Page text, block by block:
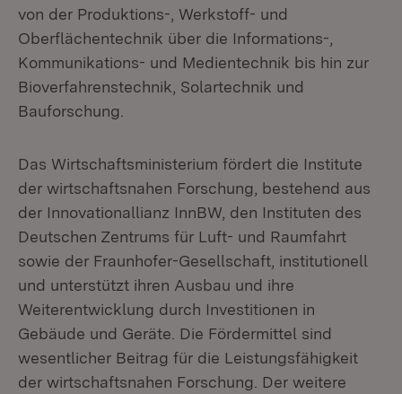
von der Produktions-, Werkstoff- und
Oberflächentechnik über die Informations-,
Kommunikations- und Medientechnik bis hin zur
Bioverfahrenstechnik, Solartechnik und
Bauforschung.
Das Wirtschaftsministerium fördert die Institute
der wirtschaftsnahen Forschung, bestehend aus
der Innovationallianz InnBW, den Instituten des
Deutschen Zentrums für Luft- und Raumfahrt
sowie der Fraunhofer-Gesellschaft, institutionell
und unterstützt ihren Ausbau und ihre
Weiterentwicklung durch Investitionen in
Gebäude und Geräte. Die Fördermittel sind
wesentlicher Beitrag für die Leistungsfähigkeit
der wirtschaftsnahen Forschung. Der weitere